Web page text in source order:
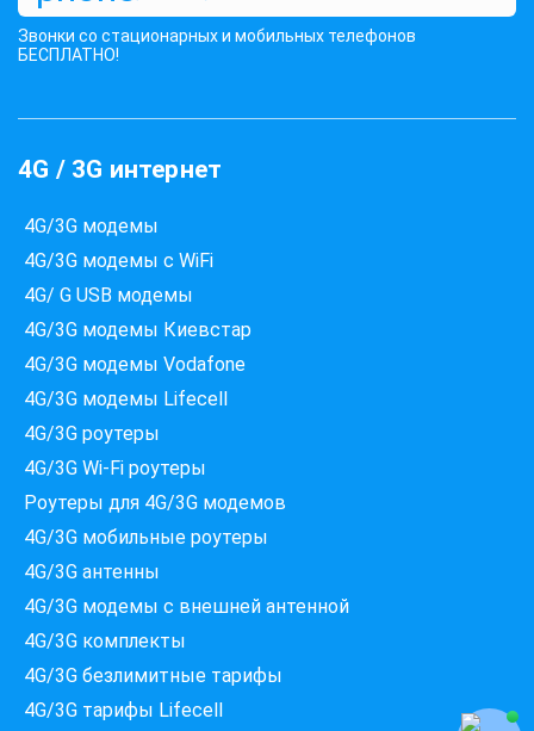
1450 грн КУПИТЬ
Звонки со стационарных и мобильных телефонов
БЕСПЛАТНО!
4G / 3G интернет
4G/3G модемы
4G/3G модемы с WiFi
4G/ G USB модемы
4G/3G модемы Киевстар
4G/3G модемы Vodafone
4G/3G модемы Lifecell
4G/3G роутеры
4G/3G Wi-Fi роутеры
Роутеры для 4G/3G модемов
4G/3G мобильные роутеры
4G/3G антенны
4G/3G модемы c внешней антенной
4G/3G комплекты
4G/3G безлимитные тарифы
4G/3G тарифы Lifecell
Які провайдери працюють
за вашою адресою?
Перевірте доступність інтернету за 30 секунд
Введіть вашу адресу
Місто, вулиця та номер будинку
ПЕРЕВІРИТИ ПРОВАЙДЕРІВ